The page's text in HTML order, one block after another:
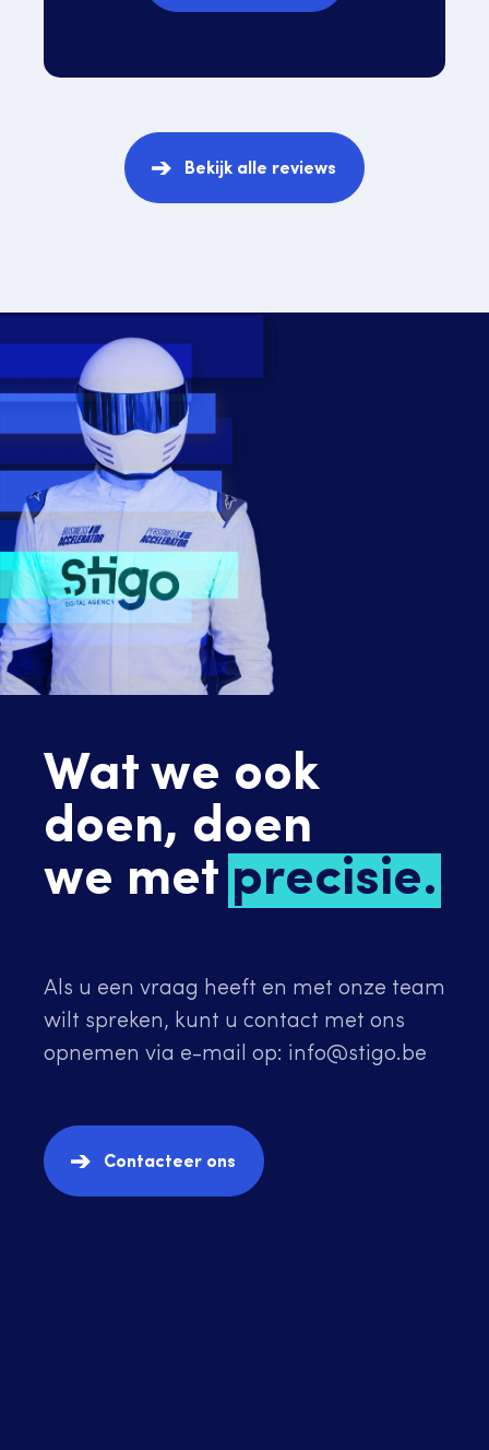
Bekijk alle reviews
Wat we ook
doen, doen
we met precisie.
Als u een vraag heeft en met onze team
wilt spreken, kunt u contact met ons
opnemen via e-mail op: info@stigo.be
Contacteer ons